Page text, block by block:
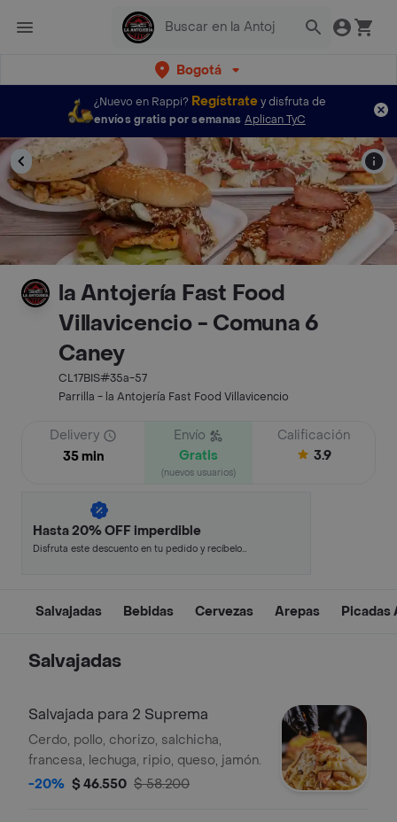
Bogotá
¿Nuevo en Rappi? Regístratey disfruta de
envíos gratis por semanas Aplican TyC
la Antojería Fast Food
Villavicencio - Comuna 6
Caney
CL17BIS#35a-57
Parrilla - la Antojería Fast Food Villavicencio
Delivery
35 min
Envío
Gratis
(nuevos usuarios)
Calificación
3.9
Hasta 20% OFF imperdible
Disfruta este descuento en tu pedido y recíbelo
Salvajadas Bebidas Cervezas Arepas Picadas
Salvajadas
Salvajada para 2 Suprema
Cerdo, pollo, chorizo, salchicha,
francesa, lechuga, ripio, queso, jamón.
-20% $ 46.550 $ 58.200